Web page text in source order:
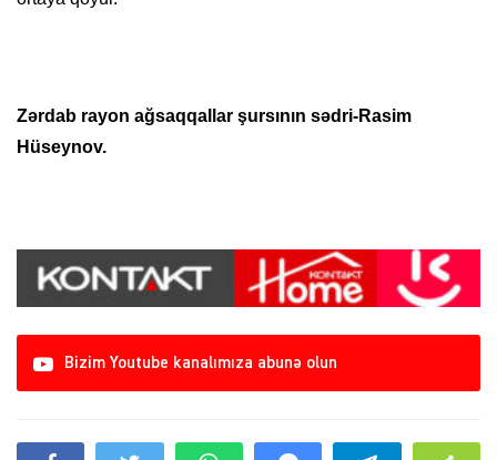
Zərdab rayon ağsaqqallar şursının sədri-Rasim
Hüseynov.
Bizim Youtube kanalımıza abunə olun